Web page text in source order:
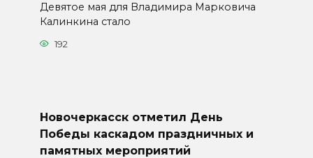
Девятое мая для Владимира Марковича
Калинкина стало
192
Новочеркасск отметил День
Победы каскадом праздничных и
памятных мероприятий